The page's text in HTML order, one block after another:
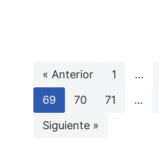
« Anterior 1 …
69
70 71 …
Siguiente »